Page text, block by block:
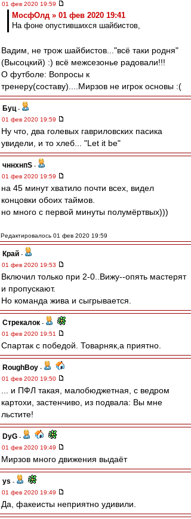
01 фев 2020 19:59
МосфОлд » 01 фев 2020 19:41
На фоне опустившихся шайбистов,
Вадим, не трож шайбистов..."всё таки родня"
(Высоцкий) :) всё межсезонье радовали!!!
О футболе: Вопросы к
тренеру(составу)....Мирзов не игрок основы :(
Буц -
01 фев 2020 19:59
Ну что, два голевых гавриловских пасика
увидели, и то хлеб... "Let it be"
чннхнпS -
01 фев 2020 19:59
на 45 минут хватило почти всех, видел
концовки обоих таймов.
но много с первой минуты полумёртвых)))
Редактировалось 01 фев 2020 19:59
Край -
01 фев 2020 19:53
Включил только при 2-0..Вижу--опять мастерят
и пропускают.
Но команда жива и сыгрывается.
Стрекалок -
01 фев 2020 19:51
Спартак с победой. Товарняк,а приятно.
RoughBoy -
01 фев 2020 19:50
... и ПФЛ такая, малобюджетная, с ведром
картохи, застенчиво, из подвала: Вы мне
льстите!
DyG -
01 фев 2020 19:49
Мирзов много движения выдаёт
ys -
01 фев 2020 19:49
Да, факеисты неприятно удивили.